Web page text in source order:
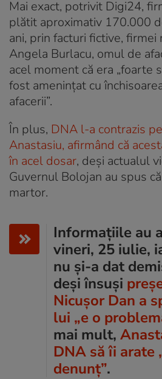
Mai exact, potrivit Digi24,
plătit aproximativ 170.000
ani, prin facturi fictive,
Angela Burlacu, omul de
acel moment că era „foarte
fost amenințat cu
afacerii”.
În plus, DNA l-a contrazis
Anastasiu, afirmând că
în acel dosar, deși actualul
Guvernul Bolojan au spus
martor.
Informațiile au
vineri, 25 iulie,
nu și-a dat
deși însuși
Nicușor Dan a
lui „e o
mai mult,
DNA să îi arate
denunț”.